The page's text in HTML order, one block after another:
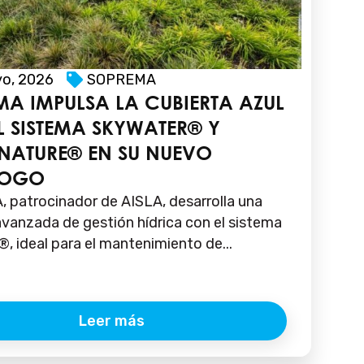
2026 SOPREMA
IMPULSA LA CUBIERTA AZUL
SISTEMA SKYWATER® Y
EN SU NUEVO
patrocinador de AISLA, desarrolla una
de gestión hídrica con el sistema
ideal para el mantenimiento de...
Leer más